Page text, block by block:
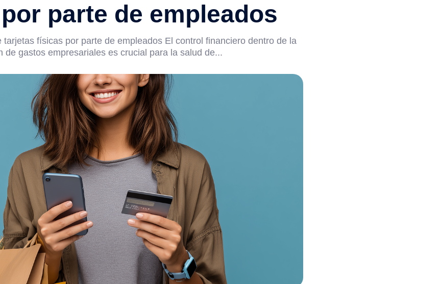
parte de empleados
tarjetas físicas por parte de empleados El control financiero dentro de la
de gastos empresariales es crucial para la salud de...